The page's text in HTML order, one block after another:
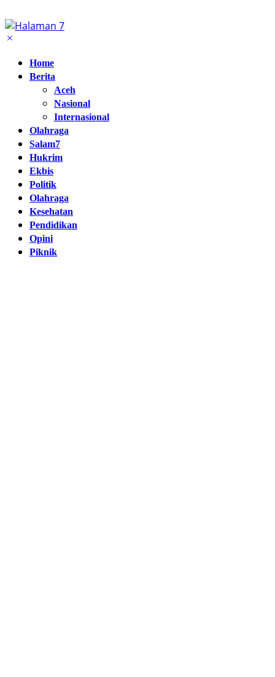
Home
Berita
Aceh
Nasional
Internasional
Olahraga
Salam7
Hukrim
Ekbis
Politik
Olahraga
Kesehatan
Pendidikan
Opini
Piknik